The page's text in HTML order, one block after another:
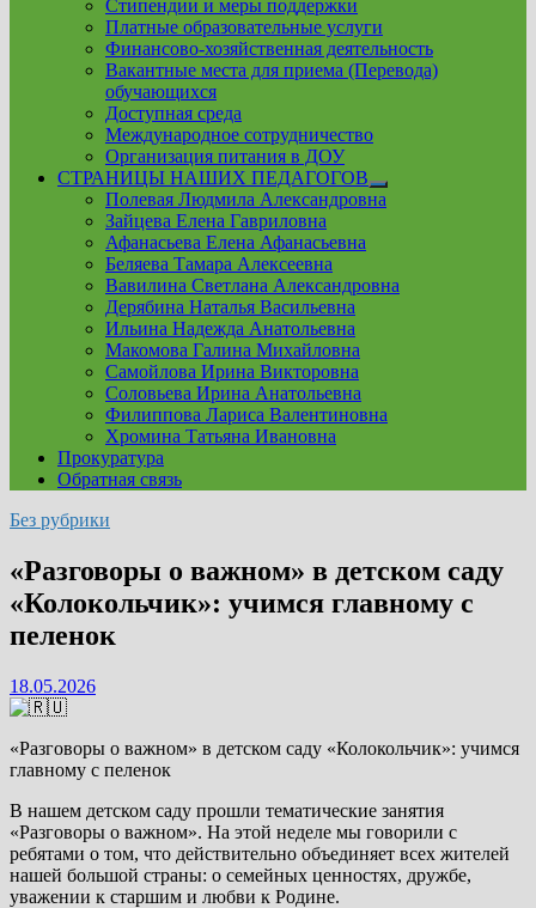
Стипендии и меры поддержки
Платные образовательные услуги
Финансово-хозяйственная деятельность
Вакантные места для приема (Перевода)
обучающихся
Доступная среда
Международное сотрудничество
Организация питания в ДОУ
СТРАНИЦЫ НАШИХ ПЕДАГОГОВ
Show
sub
Полевая Людмила Александровна
Зайцева Елена Гавриловна
Афанасьева Елена Афанасьевна
Беляева Тамара Алексеевна
Вавилина Светлана Александровна
Дерябина Наталья Васильевна
Ильина Надежда Анатольевна
Макомова Галина Михайловна
Самойлова Ирина Викторовна
Соловьева Ирина Анатольевна
Филиппова Лариса Валентиновна
Хромина Татьяна Ивановна
Прокуратура
Обратная связь
Без рубрики
«Разговоры о важном» в детском саду
«Колокольчик»: учимся главному с
пеленок
18.05.2026
«Разговоры о важном» в детском саду «Колокольчик»: учимся
главному с пеленок
В нашем детском саду прошли тематические занятия
«Разговоры о важном». На этой неделе мы говорили с
ребятами о том, что действительно объединяет всех жителей
нашей большой страны: о семейных ценностях, дружбе,
уважении к старшим и любви к Родине.